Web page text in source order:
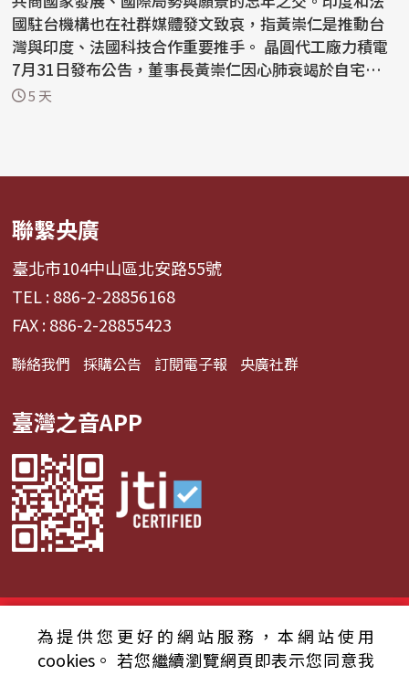
國駐台機構也在社群媒體發文致哀，指黃崇仁是推動台
灣與印度、法國科技合作重要推手。 晶圓代工廠力積電
7月31日發布公告，董事長黃崇仁因心肺衰竭於自宅睡夢
中...5 天
聯繫央廣
臺北市104中山區北安路55號
TEL : 886-2-28856168
FAX : 886-2-28855423
聯絡我們 採購公告 訂閱電子報 央廣社群
臺灣之音APP
© 2024財團法人中央廣播電臺 版權所有
資通安全政策聲明
服務條款 隱私權條款
為提供您更好的網站服務，本網站使用
cookies。 若您繼續瀏覽網頁即表示您同意我